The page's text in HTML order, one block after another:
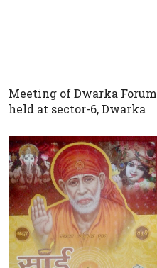
Meeting of Dwarka Forum
held at sector-6, Dwarka